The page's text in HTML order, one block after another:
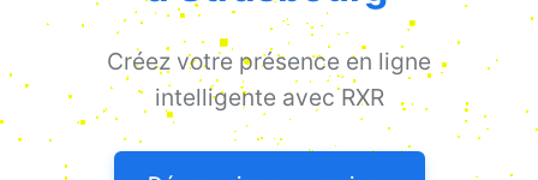
Créez votre présence en ligne
intelligente avec RXR